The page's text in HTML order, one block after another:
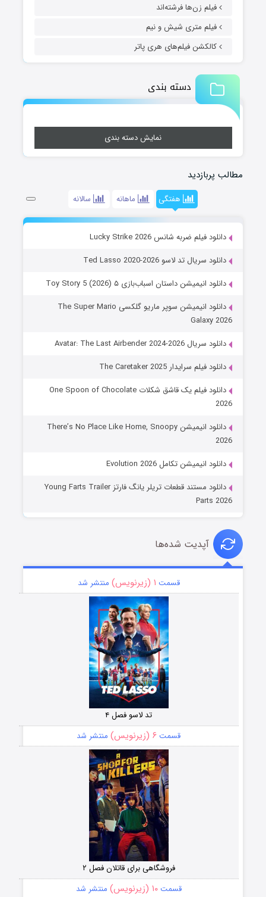
فیلم زن‌ها فرشته‌اند
فیلم متری شیش و نیم
کالکشن فیلم‌های هری پاتر
دسته بندی
نمایش دسته بندی
مطالب پربازدید
هفتگی ماهانه سالانه
دانلود فیلم ضربه شانس Lucky Strike 2026
دانلود سریال تد لاسو Ted Lasso 2020-2026
دانلود انیمیشن داستان اسباب‌بازی ۵ Toy Story 5 (2026)
دانلود انیمیشن سوپر ماریو گلکسی The Super Mario
Galaxy 2026
دانلود سریال Avatar: The Last Airbender 2024-2026
دانلود فیلم سرایدار The Caretaker 2025
دانلود فیلم یک قاشق شکلات One Spoon of Chocolate
2026
دانلود انیمیشن There’s No Place Like Home, Snoopy
2026
دانلود انیمیشن تکامل Evolution 2026
دانلود مستند قطعات تریلر یانگ فارتز Young Farts Trailer
Parts 2026
آپدیت شده‌ها
قسمت ۱ (زیرنویس) منتشر شد
تد لاسو فصل ۴
قسمت ۶ (زیرنویس) منتشر شد
فروشگاهی برای قاتلان فصل ۲
قسمت۱۰ (زیرنویس) منتشر شد